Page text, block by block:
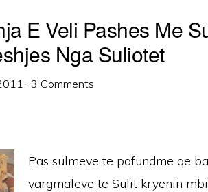
E Veli Pashes Me
Nga Suliotet
· 3 Comments
Pas sulmeve te pafundme qe
vargmaleve te Sulit kryenin